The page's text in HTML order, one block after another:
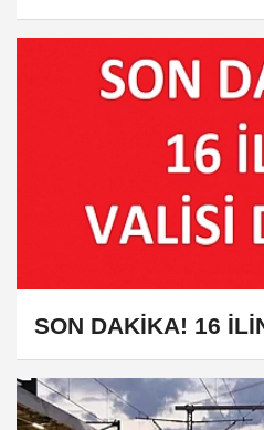
Memişoğlu’nun
SON DAKİKA! 16